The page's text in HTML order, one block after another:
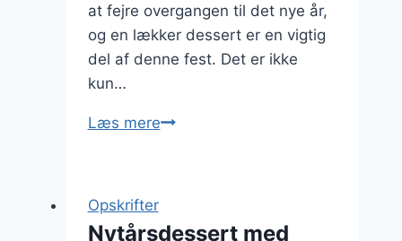
at fejre overgangen til det nye år,
og en lækker dessert er en vigtig
del af denne fest. Det er ikke
kun…
Læs mereNytårsdessert
Opskrifter
Nytårsdessert med